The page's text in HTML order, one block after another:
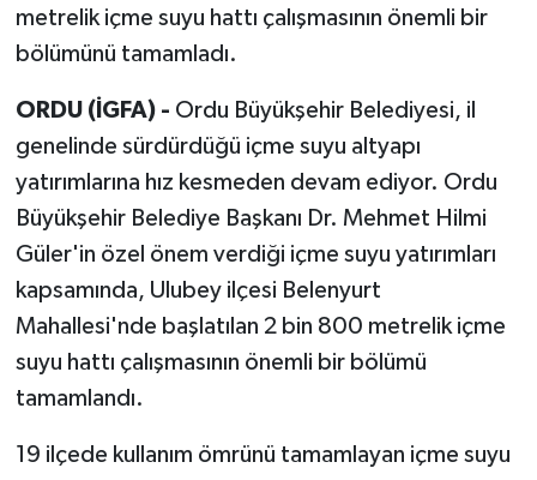
metrelik içme suyu hattı çalışmasının önemli bir
bölümünü tamamladı.
ORDU (İGFA) - Ordu Büyükşehir Belediyesi, il
genelinde sürdürdüğü içme suyu altyapı
yatırımlarına hız kesmeden devam ediyor. Ordu
Büyükşehir Belediye Başkanı Dr. Mehmet Hilmi
Güler'in özel önem verdiği içme suyu yatırımları
kapsamında, Ulubey ilçesi Belenyurt
Mahallesi'nde başlatılan 2 bin 800 metrelik içme
suyu hattı çalışmasının önemli bir bölümü
tamamlandı.
19 ilçede kullanım ömrünü tamamlayan içme suyu